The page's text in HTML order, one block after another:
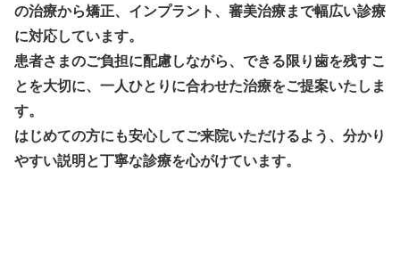
の治療から矯正、インプラント、審美治療まで幅広い診療
に対応しています。
患者さまのご負担に配慮しながら、できる限り歯を残すこ
とを大切に、一人ひとりに合わせた治療をご提案いたしま
す。
はじめての方にも安心してご来院いただけるよう、分かり
やすい説明と丁寧な診療を心がけています。